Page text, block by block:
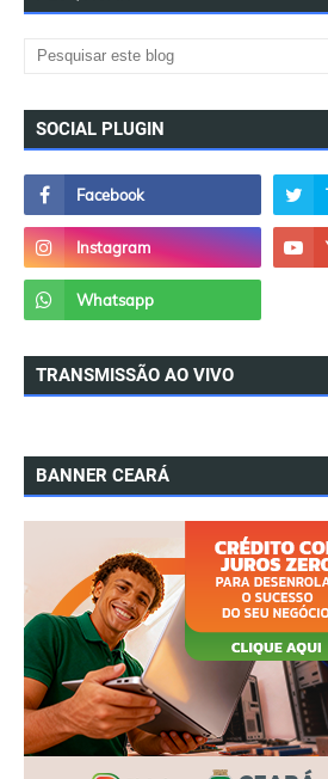
SOCIAL PLUGIN
TRANSMISSÃO AO VIVO
BANNER CEARÁ